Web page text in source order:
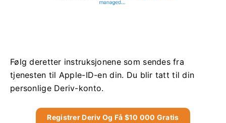
Følg deretter instruksjonene som sendes fra
tjenesten til Apple-ID-en din. Du blir tatt til din
personlige Deriv-konto.
Registrer Deriv Og Få $10 000 Gratis